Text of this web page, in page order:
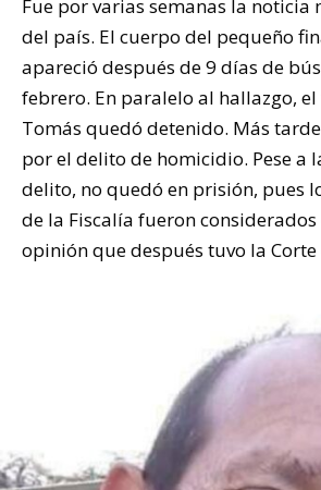
Fue por varias semanas la
del país. El cuerpo del pequeño
apareció después de 9 días de
febrero. En paralelo al hallazgo,
Tomás quedó detenido. Más
por el delito de homicidio. Pese a
delito, no quedó en prisión, pues
de la Fiscalía fueron
opinión que después tuvo la Corte